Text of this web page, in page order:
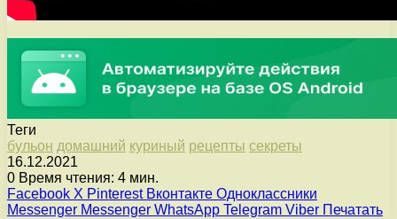
Теги
бульон домашний куриный рецепты секреты
16.12.2021
0 Время чтения: 4 мин.
Facebook X Pinterest Вконтакте Одноклассники
Messenger Messenger WhatsApp Telegram Viber Печатать